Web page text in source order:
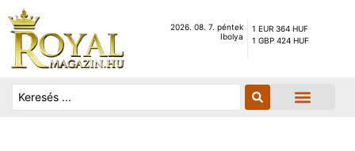
2026. 08. 7. péntek
Ibolya
1 EUR 364 HUF
1 GBP 424 HUF